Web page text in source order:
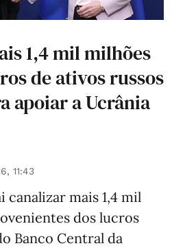
1,4 mil milhões
de ativos russos
apoiar a Ucrânia
11:43
canalizar mais 1,4 mil
dos lucros
Banco Central da